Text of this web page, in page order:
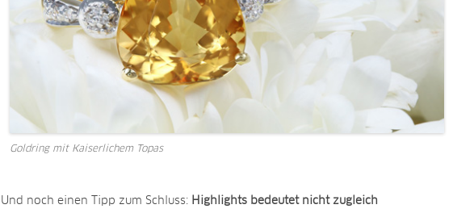
Goldring mit Kaiserlichem Topas
Und noch einen Tipp zum Schluss: Highlights bedeutet nicht zugleich